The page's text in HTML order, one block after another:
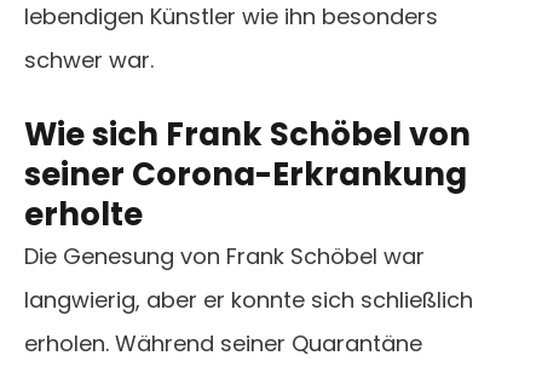
lebendigen Künstler wie ihn besonders
schwer war.
Wie sich Frank Schöbel von
seiner Corona-Erkrankung
erholte
Die Genesung von Frank Schöbel war
langwierig, aber er konnte sich schließlich
erholen. Während seiner Quarantäne